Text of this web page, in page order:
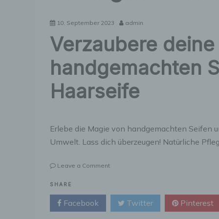
10. September 2023 admin
Verzaubere
handgemachten
Haarseife
Erlebe die Magie von handgemachten Seifen
Umwelt. Lass dich überzeugen! Natürliche
Leave a Commenton
Sinne
handgemachten
SHARE
Facebook Twitter Pinterest